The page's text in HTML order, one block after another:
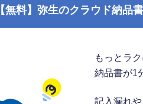
【無料】弥生のクラウド納品
もっとラク
納品書が1
記入漏れ